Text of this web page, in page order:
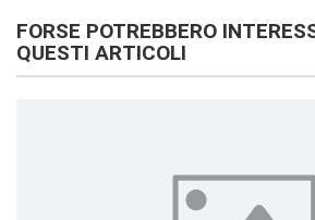
FORSE POTREBBERO
QUESTI ARTICOLI